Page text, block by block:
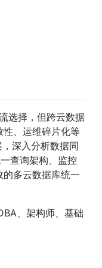
选择，但跨云数据
性、运维碎片化等
深入分析数据同
查询架构、监控
多云数据库统一
、架构师、基础